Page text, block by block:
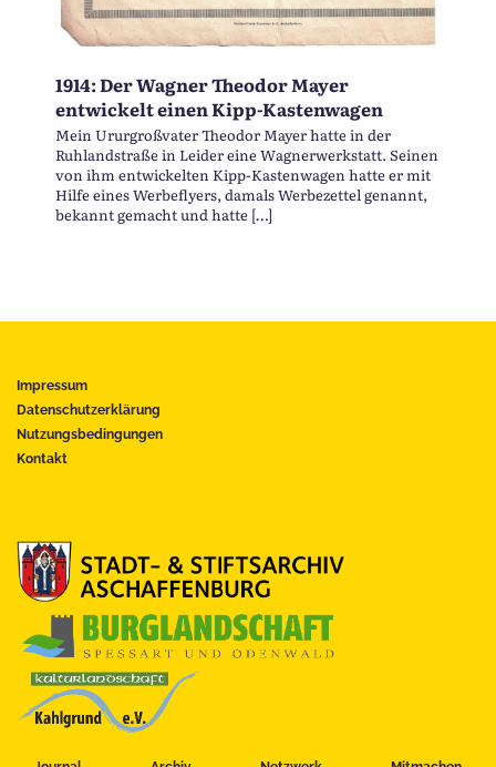
1914: Der Wagner Theodor Mayer
entwickelt einen Kipp-Kastenwagen
Mein Ururgroßvater Theodor Mayer hatte in der
Ruhlandstraße in Leider eine Wagnerwerkstatt. Seinen
von ihm entwickelten Kipp-Kastenwagen hatte er mit
Hilfe eines Werbeflyers, damals Werbezettel genannt,
bekannt gemacht und hatte […]
Impressum
Datenschutzerklärung
Nutzungsbedingungen
Kontakt